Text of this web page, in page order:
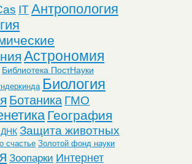
ITАнтропология
Астрономия
Библиотека ПостНауки
Биология
Ботаника ГМО
География
ДНК Защита животных
счастье Золотой фонд науки
Зоопарки Интернет